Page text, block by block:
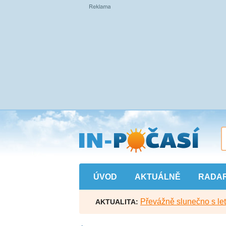
Přejít
na
hlavní
obsah
ÚVOD AKTUÁLNĚ
AKTUALITA: Převážně slunečno s